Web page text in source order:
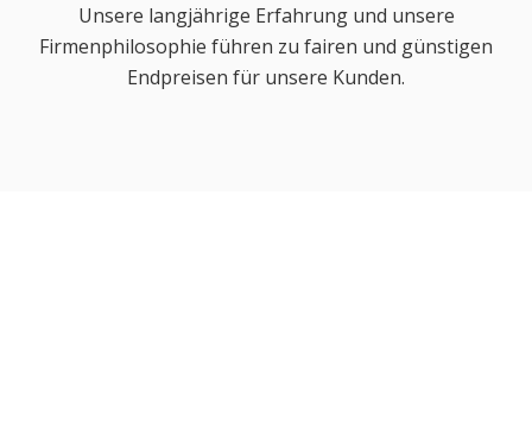
Unsere langjährige Erfahrung und unsere
Firmenphilosophie führen zu fairen und günstigen
Endpreisen für unsere Kunden.